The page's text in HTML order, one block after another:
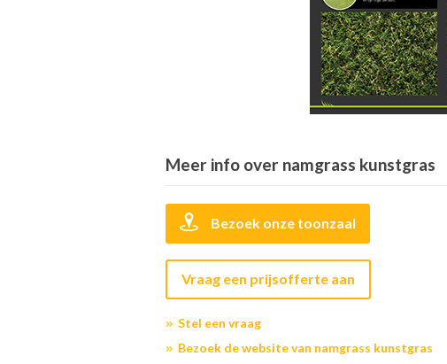
Meer info over namgrass kunstgras
Bezoek onze toonzaal
Vraag een prijsofferte aan
Stel een vraag
Bezoek de website van namgrass kunstgras